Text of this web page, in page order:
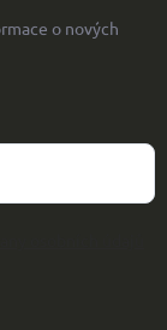
o nových